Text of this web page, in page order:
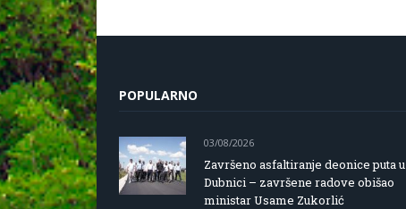
POPULARNO
03/08/2026
Završeno asfaltiranje deonice puta u
Dubnici – završene radove obišao
ministar Usame Zukorlić